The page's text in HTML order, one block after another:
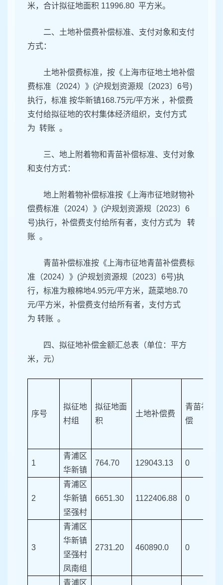
米，合计拟征地面积 11996.80 平方米。
二、土地补偿费补偿标准、支付对象和支付
方式：
土地补偿费标准，按《上海市征地土地补偿
费标准（2024）》(沪规划资源规〔2023〕6号)
执行，标准 按华新镇168.75元/平方米 ，补偿费
支付给拟征地的农村集体经济组织，支付方式
为 转账 。
三、地上附着物和青苗补偿标准、支付对象
和支付方式：
地上附着物补偿标准按《上海市征地财物补
偿费标准（2024）》(沪规划资源规〔2023〕6
号)执行，补偿费支付给所有者，支付方式为 转
账 。
青苗补偿标准按《上海市征地青苗补偿费标
准（2024）》(沪规划资源规〔2023〕6号)执
行，标准为粮棉地4.95元/平方米，蔬菜地8.70
元/平方米，补偿费支付给所有者，支付方式
为 转账 。
四、拟征地补偿金额汇总表（单位：平方
米，元）
序号
拟征地
村组
拟征地面
积
土地补偿费
青苗补
偿
1
青浦区
华新镇
764.70 129043.13 0
2
青浦区
华新镇
坚强村
6651.30 1122406.88 0
3
青浦区
华新镇
坚强村
凤南组
2731.20 460890.0 0
青浦区